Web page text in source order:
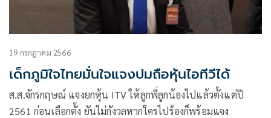
19 กรกฎาคม 2566
เด็กภูมิใจไทยมั่นใจแจงปมถือหุ้นไอทีวีได้
ส.ส.จักรกฤษณ์ แจงยกหุ้น ITV ให้ลูกพี่ลูกน้องไปแล้วตั้งแต่ปี
2561 ก่อนเลือกตั้ง ยันไม่กังวลหากใครไปร้องก็พร้อมแจง